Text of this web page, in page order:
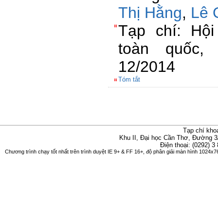
Thị Hằng, Lê
Tạp chí:
toàn
12/2014
Tóm tắt
Tạp chí
Khu II, Đại học Cần Thơ, Đường
Điện thoại: (0292)
Chương trình chạy tốt nhất trên trình duyệt IE 9+ & FF 16+, độ phân giải màn hình